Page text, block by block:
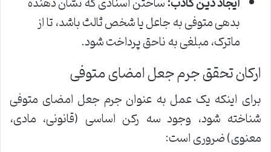
بدهی متوفی به جاعل یا شخص ثالث باشد، تا از
ماترک، مبلغی به ناحق پرداخت شود.
ارکان تحقق جرم جعل امضای متوفی
برای اینکه یک عمل به عنوان جرم جعل امضای متوفی
شناخته شود، وجود سه رکن اساسی (قانونی، مادی،
معنوی) ضروری است: